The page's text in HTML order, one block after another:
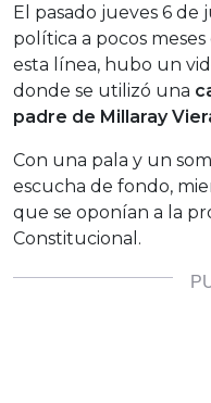
El pasado jueves 6
política a pocos
esta línea, hubo un
donde se utilizó una
padre de Millaray
Con una pala y un
escucha de fondo,
que se oponían a la
Constitucional.